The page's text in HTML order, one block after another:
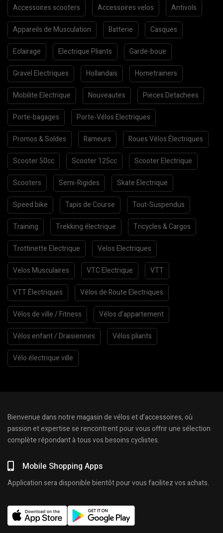
Accessoires scooters Accessoires velos Antivols
Appareils de Musculation Batterie Casques
Eclairage Electrique Pliants Garde-boue
Gravel Electriques Hollandais Hometrainers
Mobilite Electrique Nouveautes Pieces Detachees
Porte-bagages Porte-Vélos Electriques
Promos & Soldes Rameurs Roues Vélos Électriques
Scooter 50cc Scooter 125cc Scooter Electrique
Scooters Semi-Rigides Skate Electrique
Speed bike Tapis de Course Tout-Suspendus
Training Trekking électrique Tricycles & Cargos
Trottinette Electrique Velos Electriques
Velos Musculaires VTC Electrique VTT
VTT Électriques Vélos de Route Electriques
Vélos de ville / Fitness Vélos d’appartement
Vélos enfant / Draisiennes Vélos pliants
Vélo électrique ville
Bienvenue dans notre magasin de vélos et d’accessoires, où
passion et expertise se rencontrent pour vous offrir une sélection
complète répondant à tous vos besoins cyclistes.
Mobile Shopping Apps
Application sera disponible bientôt pour vous facilitez vos achats.